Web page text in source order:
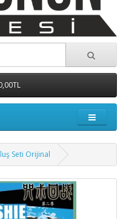
Seti Orijinal